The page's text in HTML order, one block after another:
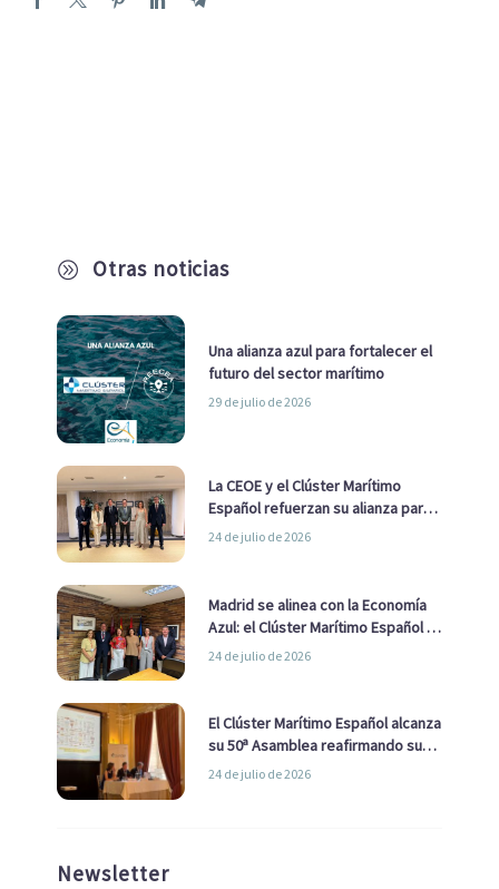
A Otras noticias
Una alianza azul para fortalecer el
futuro del sector marítimo
29 de julio de 2026
La CEOE y el Clúster Marítimo
Español refuerzan su alianza para
impulsar una estrategia Nacional
24 de julio de 2026
Madrid se alinea con la Economía
Azul: el Clúster Marítimo Español y
la Real Liga Naval avanzan alianzas
24 de julio de 2026
El Clúster Marítimo Español alcanza
su 50ª Asamblea reafirmando su
liderazgo en la Economía Azul
24 de julio de 2026
Newsletter